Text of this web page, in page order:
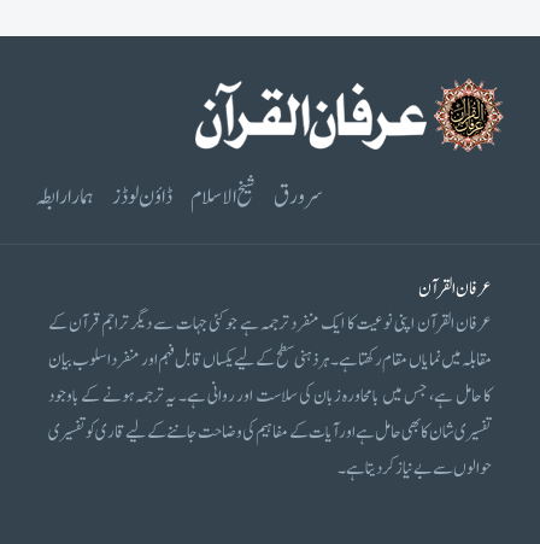
سرورق شیخ الاسلام ڈاؤن لوڈز ہمارا رابطہ
عرفان القرآن
عرفان القرآن اپنی نوعیت کا ایک منفرد ترجمہ ہے جو کئی جہات سے دیگر تراجم قرآن کے
مقابلہ میں نمایاں مقام رکھتا ہے۔ ہر ذہنی سطح کے لیے یکساں قابل فہم اور منفرد اسلوب بیان
کا حامل ہے، جس میں بامحاورہ زبان کی سلاست اور روانی ہے۔ یہ ترجمہ ہونے کے باوجود
تفسیری شان کا بھی حامل ہے اور آیات کے مفاہیم کی وضاحت جاننے کے لیے قاری کو تفسیری
حوالوں سے بے نیاز کر دیتا ہے۔